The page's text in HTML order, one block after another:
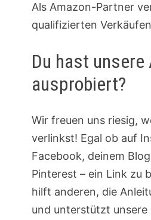
Als Amazon-Partner
qualifizierten Verkäufen
Du hast unsere
ausprobiert?
Wir freuen uns riesig,
verlinkst! Egal ob auf
Facebook, deinem
Pinterest – ein Link zu
hilft anderen, die
und unterstützt unsere